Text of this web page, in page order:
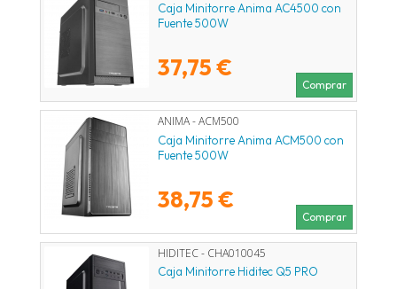
Caja Minitorre Anima AC4500 con
Fuente 500W
37,75 €
Comprar
ANIMA - ACM500
Caja Minitorre Anima ACM500 con
Fuente 500W
38,75 €
Comprar
HIDITEC - CHA010045
Caja Minitorre Hiditec Q5 PRO